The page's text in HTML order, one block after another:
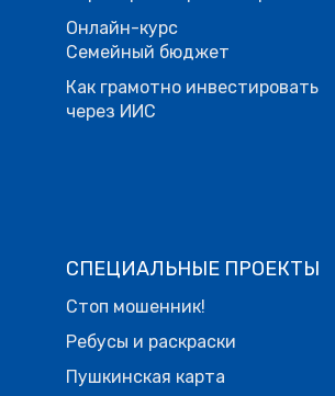
Онлайн-курс
Семейный бюджет
Как грамотно инвестировать
через ИИС
СПЕЦИАЛЬНЫЕ ПРОЕКТЫ
Стоп мошенник!
Ребусы и раскраски
Пушкинская карта